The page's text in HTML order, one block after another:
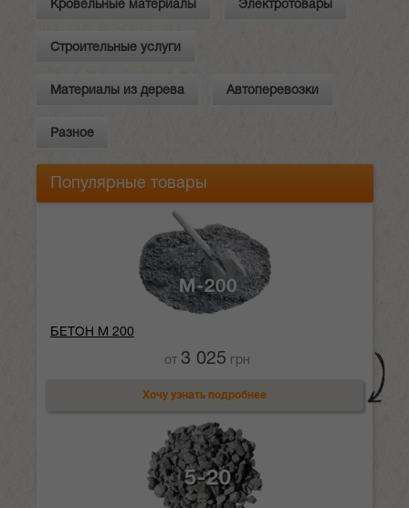
Кровельные материалы Электротовары
Строительные услуги
Материалы из дерева Автоперевозки
Разное
Популярные товары
БЕТОН М 200
от 3 025 грн
Хочу узнать подробнее